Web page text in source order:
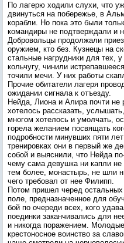
По лагерю ходили слухи, что
двинуться на побережье, в
корабли. Но пока это были
командиры не подтверждали и
Добровольцы продолжали
оружием, кто без. Кузнецы на
стальные нагрудники для тех,
кольчугу, чинили
точили мечи. У них работы
Прочие обитатели лагеря
ожидании сигнала к отъезду.
Нейда, Лиона и Алира почти не
хотелось рассказать,
многом хотелось и умолчать,
горела желанием посвящать
подробности минувших пяти
тренировках они в первый же
собой и выяснили, что Нейда
чему сама девушка ни капли
тем более, монастырь, не шли
чего требовал от нее Филипп.
Потом пришел черед
поле, предназначенное для
бой по очереди всех, кого
поединки заканчивались для
и никогда поражением.
крестоносное воинство за